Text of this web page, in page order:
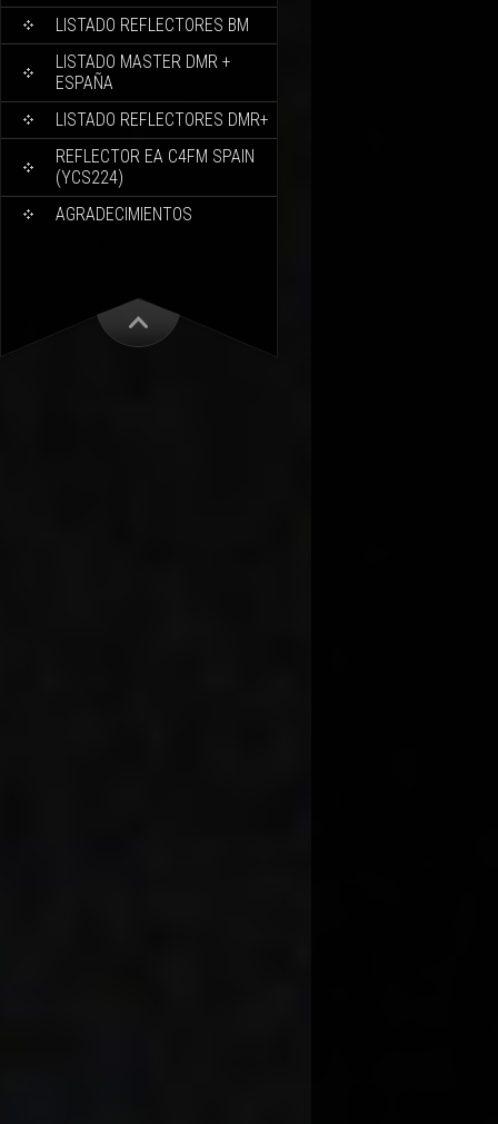
LISTADO REFLECTORES BM
LISTADO MASTER DMR +
ESPAÑA
LISTADO REFLECTORES DMR+
REFLECTOR EA C4FM SPAIN
(YCS224)
AGRADECIMIENTOS